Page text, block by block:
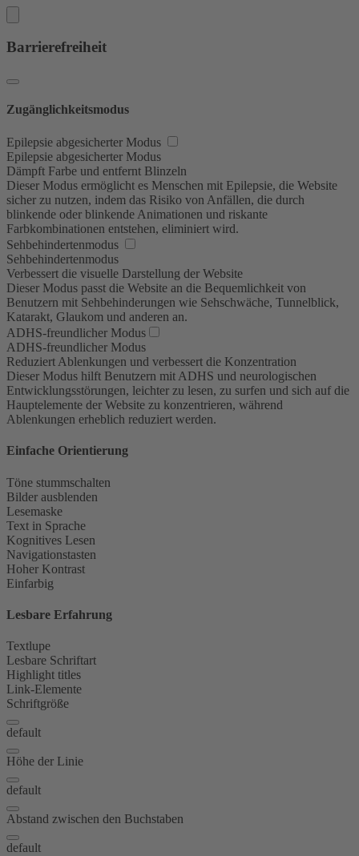
Barrierefreiheit
Zugänglichkeitsmodus
Epilepsie abgesicherter Modus
Epilepsie abgesicherter Modus
Dämpft Farbe und entfernt Blinzeln
Dieser Modus ermöglicht es Menschen mit Epilepsie, die Website
sicher zu nutzen, indem das Risiko von Anfällen, die durch
blinkende oder blinkende Animationen und riskante
Farbkombinationen entstehen, eliminiert wird.
Sehbehindertenmodus
Sehbehindertenmodus
Verbessert die visuelle Darstellung der Website
Dieser Modus passt die Website an die Bequemlichkeit von
Benutzern mit Sehbehinderungen wie Sehschwäche, Tunnelblick,
Katarakt, Glaukom und anderen an.
ADHS-freundlicher Modus
ADHS-freundlicher Modus
Reduziert Ablenkungen und verbessert die Konzentration
Dieser Modus hilft Benutzern mit ADHS und neurologischen
Entwicklungsstörungen, leichter zu lesen, zu surfen und sich auf die
Hauptelemente der Website zu konzentrieren, während
Ablenkungen erheblich reduziert werden.
Einfache Orientierung
Töne stummschalten
Bilder ausblenden
Lesemaske
Text in Sprache
Kognitives Lesen
Navigationstasten
Hoher Kontrast
Einfarbig
Lesbare Erfahrung
Textlupe
Lesbare Schriftart
Highlight titles
Link-Elemente
Schriftgröße
default
Höhe der Linie
default
Abstand zwischen den Buchstaben
default